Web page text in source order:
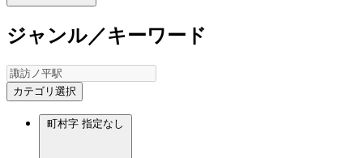
ジャンル／キーワード
カテゴリ選択
町村字 指定なし